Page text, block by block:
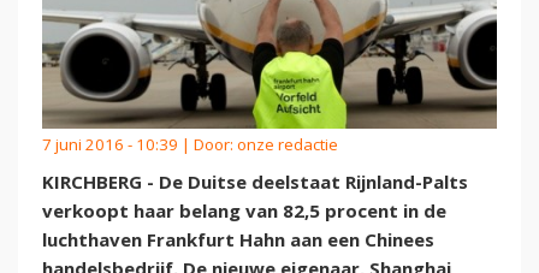
7 juni 2016 - 10:39 | Door: onze redactie
KIRCHBERG - De Duitse deelstaat Rijnland-Palts
verkoopt haar belang van 82,5 procent in de
luchthaven Frankfurt Hahn aan een Chinees